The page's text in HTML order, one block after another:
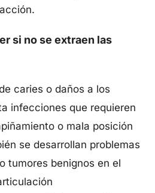
si no se extraen las
caries o daños a los
infecciones que requieren
o mala posición
se desarrollan problemas
tumores benignos en el